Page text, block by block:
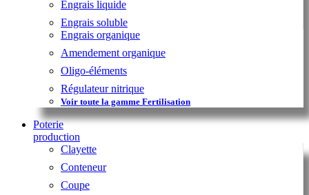
Engrais liquide
Engrais soluble
Engrais organique
Amendement organique
Oligo-éléments
Régulateur nitrique
Voir toute la gamme Fertilisation
Poterie
production
Clayette
Conteneur
Coupe